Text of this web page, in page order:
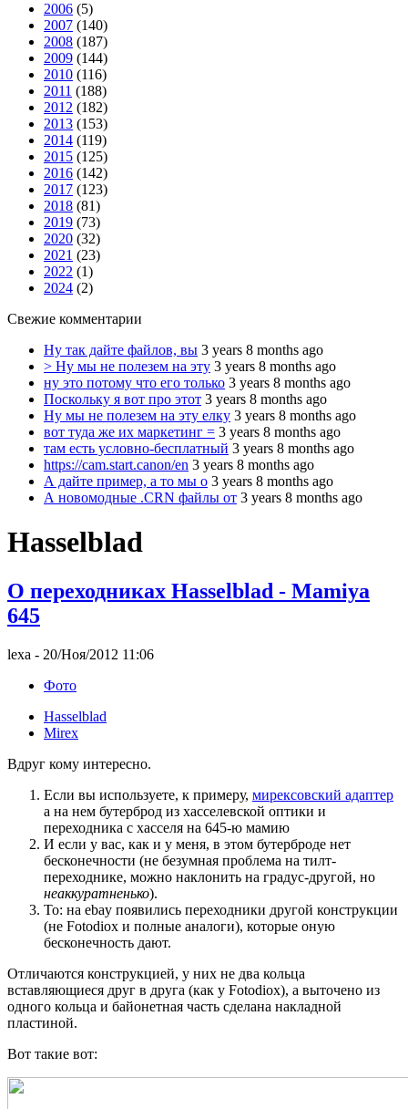
2006 (5)
2007 (140)
2008 (187)
2009 (144)
2010 (116)
2011 (188)
2012 (182)
2013 (153)
2014 (119)
2015 (125)
2016 (142)
2017 (123)
2018 (81)
2019 (73)
2020 (32)
2021 (23)
2022 (1)
2024 (2)
Свежие комментарии
Ну так дайте файлов, вы 3 years 8 months ago
> Ну мы не полезем на эту 3 years 8 months ago
ну это потому что его только 3 years 8 months ago
Поскольку я вот про этот 3 years 8 months ago
Ну мы не полезем на эту елку 3 years 8 months ago
вот туда же их маркетинг = 3 years 8 months ago
там есть условно-бесплатный 3 years 8 months ago
https://cam.start.canon/en 3 years 8 months ago
А дайте пример, а то мы о 3 years 8 months ago
А новомодные .CRN файлы от 3 years 8 months ago
Hasselblad
О переходниках Hasselblad - Mamiya
645
lexa - 20/Ноя/2012 11:06
Фото
Hasselblad
Mirex
Вдруг кому интересно.
Если вы используете, к примеру, мирексовский адаптер
а на нем бутерброд из хасселевской оптики и
переходника с хасселя на 645-ю мамию
И если у вас, как и у меня, в этом бутерброде нет
бесконечности (не безумная проблема на тилт-
переходнике, можно наклонить на градус-другой, но
неаккуратненько).
То: на ebay появились переходники другой конструкции
(не Fotodiox и полные аналоги), которые оную
бесконечность дают.
Отличаются конструкцией, у них не два кольца
вставляющиеся друг в друга (как у Fotodiox), а выточено из
одного кольца и байонетная часть сделана накладной
пластиной.
Вот такие вот: